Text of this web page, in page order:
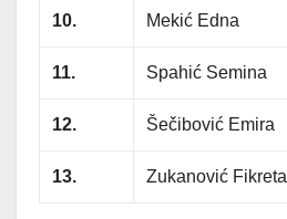
10. Mekić Edna
11. Spahić Semina
12. Šečibović Emira
13. Zukanović Fikreta